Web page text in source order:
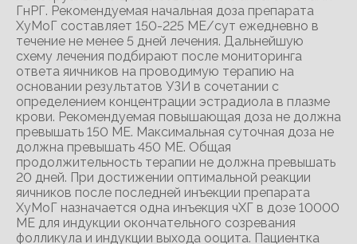
ГнРГ. Рекомендуемая начальная доза препарата
ХуМоГ составляет 150-225 МЕ/сут ежедневно в
течение не менее 5 дней лечения. Дальнейшую
схему лечения подбирают после мониторинга
ответа яичников на проводимую терапию на
основании результатов УЗИ в сочетании с
определением концентрации эстрадиола в плазме
крови. Рекомендуемая повышающая доза не должна
превышать 150 ME. Максимальная суточная доза не
должна превышать 450 ME. Общая
продолжительность терапии не должна превышать
20 дней. При достижении оптимальной реакции
яичников после последней инъекции препарата
ХуМоГ назначается одна инъекция чХГ в дозе 10000
ME для индукции окончательного созревания
фолликула и индукции выхода ооцита. Пациентка